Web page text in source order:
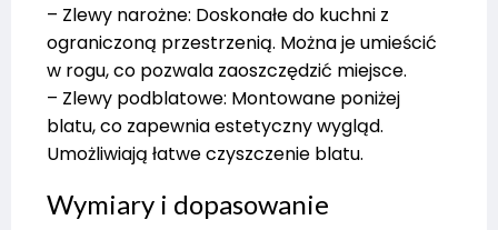
– Zlewy narożne: Doskonałe do kuchni z
ograniczoną przestrzenią. Można je umieścić
w rogu, co pozwala zaoszczędzić miejsce.
– Zlewy podblatowe: Montowane poniżej
blatu, co zapewnia estetyczny wygląd.
Umożliwiają łatwe czyszczenie blatu.
Wymiary i dopasowanie